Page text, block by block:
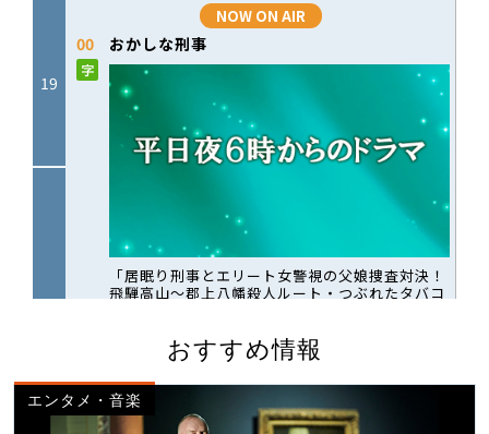
おすすめ情報
エンタメ・音楽